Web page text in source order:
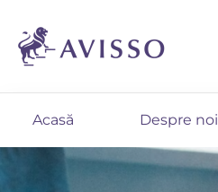
Acasă Despre noi